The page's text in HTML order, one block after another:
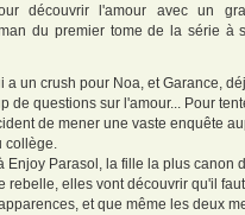
découvrir l'amour avec un
du premier tome de la série à
a un crush pour Noa, et Garance,
de questions sur l'amour... Pour
de mener une vaste enquête
collège.
Enjoy Parasol, la fille la plus canon
rebelle, elles vont découvrir qu'il
et que même les deux